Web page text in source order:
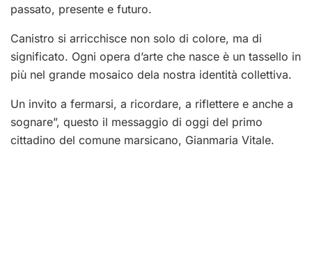
passato, presente e futuro.
Canistro si arricchisce non solo di colore, ma di
significato. Ogni opera d’arte che nasce è un tassello in
più nel grande mosaico dela nostra identità collettiva.
Un invito a fermarsi, a ricordare, a riflettere e anche a
sognare”, questo il messaggio di oggi del primo
cittadino del comune marsicano, Gianmaria Vitale.